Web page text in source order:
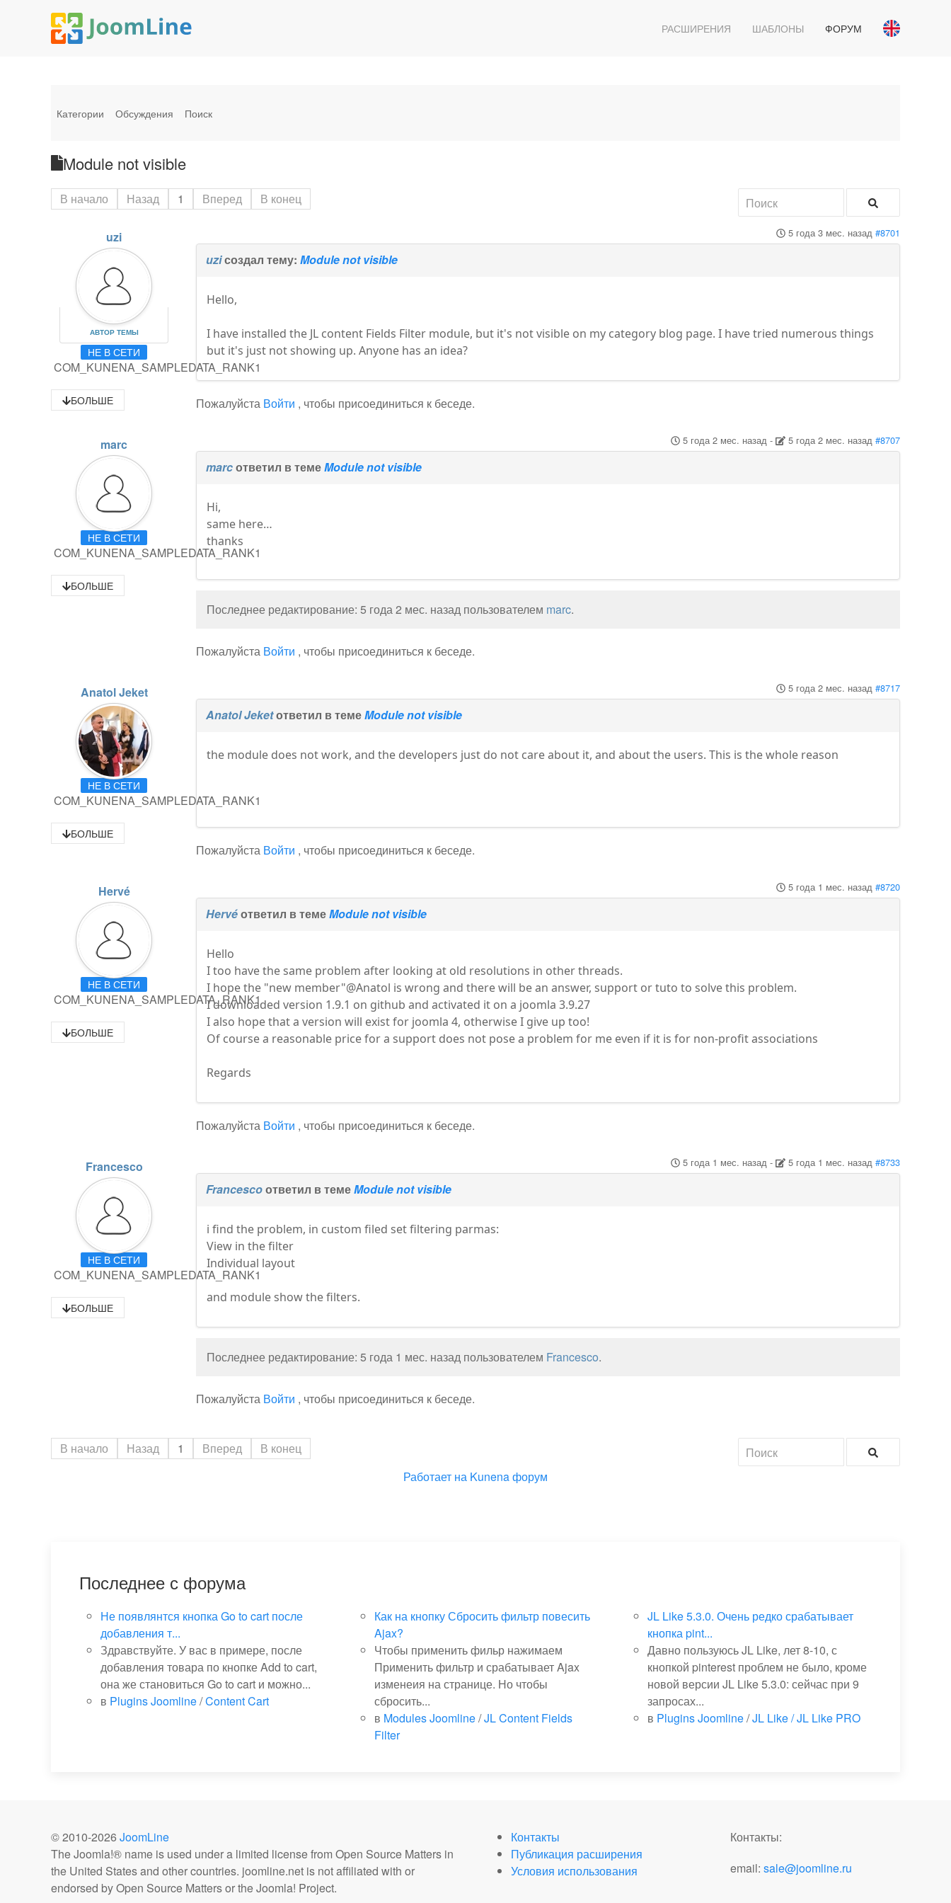
РАСШИРЕНИЯ ШАБЛОНЫ ФОРУМ
Категории Обсуждения Поиск
Module not visible
В начало Назад 1 Вперед В конец
uzi
АВТОР ТЕМЫ
НЕ В СЕТИ
COM_KUNENA_SAMPLEDATA_RANK1
БОЛЬШЕ
5 года 3 мес. назад #8701
uziсоздал тему:Module not visible
Hello,
I have installed the JL content Fields Filter module, but it's not visible on my category blog page. I have tried numerous things
but it's just not showing up. Anyone has an idea?
Пожалуйста Войти , чтобы присоединиться к беседе.
marc
НЕ В СЕТИ
COM_KUNENA_SAMPLEDATA_RANK1
БОЛЬШЕ
5 года 2 мес. назад- 5 года 2 мес. назад #8707
marcответил в темеModule not visible
Hi,
same here…
thanks
Последнее редактирование: 5 года 2 мес. назад пользователем marc.
Пожалуйста Войти , чтобы присоединиться к беседе.
Anatol Jeket
НЕ В СЕТИ
COM_KUNENA_SAMPLEDATA_RANK1
БОЛЬШЕ
5 года 2 мес. назад #8717
Anatol Jeketответил в темеModule not visible
the module does not work, and the developers just do not care about it, and about the users. This is the whole reason
Пожалуйста Войти , чтобы присоединиться к беседе.
Hervé
НЕ В СЕТИ
COM_KUNENA_SAMPLEDATA_RANK1
БОЛЬШЕ
5 года 1 мес. назад #8720
Hervéответил в темеModule not visible
Hello
I too have the same problem after looking at old resolutions in other threads.
I hope the "new member"@Anatol is wrong and there will be an answer, support or tuto to solve this problem.
I downloaded version 1.9.1 on github and activated it on a joomla 3.9.27
I also hope that a version will exist for joomla 4, otherwise I give up too!
Of course a reasonable price for a support does not pose a problem for me even if it is for non-profit associations
Regards
Пожалуйста Войти , чтобы присоединиться к беседе.
Francesco
НЕ В СЕТИ
COM_KUNENA_SAMPLEDATA_RANK1
БОЛЬШЕ
5 года 1 мес. назад- 5 года 1 мес. назад #8733
Francescoответил в темеModule not visible
i find the problem, in custom filed set filtering parmas:
View in the filter
Individual layout
and module show the filters.
Последнее редактирование: 5 года 1 мес. назад пользователем Francesco.
Пожалуйста Войти , чтобы присоединиться к беседе.
В начало Назад 1 Вперед
В конец
Работает на Kunena форум
Последнее с форума
Не появлянтся кнопка Go to cart после
добавления т...
Здравствуйте. У вас в примере, после
добавления товара по кнопке Add to cart,
она же становиться Go to cart и можно...
в Plugins Joomline/Content Cart
Как на кнопку Сбросить фильтр повесить
Ajax?
Чтобы применить фильр нажимаем
Применить фильтр и срабатывает Ajax
изменеия на странице. Но чтобы
сбросить...
в Modules Joomline/JL Content Fields
Filter
JL Like 5.3.0. Очень редко срабатывает
кнопка pint...
Давно пользуюсь JL Like, лет 8-10, с
кнопкой pinterest проблем не было, кроме
новой версии JL Like 5.3.0: сейчас при 9
запросах...
в Plugins Joomline/JL Like / JL Like PRO
© 2010-2026 JoomLine
The Joomla!® name is used under a limited license from Open Source Matters in
the United States and other countries. joomline.net is not affiliated with or
endorsed by Open Source Matters or the Joomla! Project.
Контакты
Публикация расширения
Условия использования
Контакты:
email: sale@joomline.ru